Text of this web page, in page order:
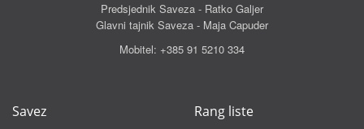
Predsjednik Saveza - Ratko Galjer
Glavni tajnik Saveza - Maja Capuder
Mobitel: +385 91 5210 334
Savez Rang liste